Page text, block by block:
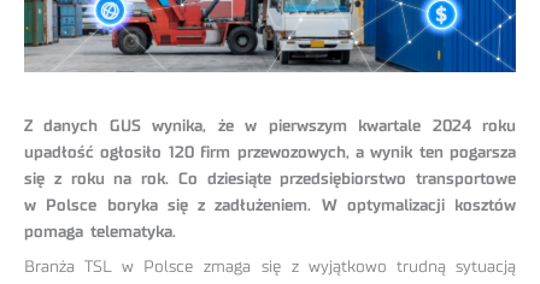
Z danych GUS wynika, że w pierwszym kwartale 2024 roku
upadłość ogłosiło 120 firm przewozowych, a wynik ten pogarsza
się z roku na rok. Co dziesiąte przedsiębiorstwo transportowe
w Polsce boryka się z zadłużeniem. W optymalizacji kosztów
pomaga telematyka.
Branża TSL w Polsce zmaga się z wyjątkowo trudną sytuacją